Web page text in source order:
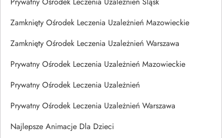
Zamknięty Ośrodek Leczenia Uzależnień Mazowieckie
Zamknięty Ośrodek Leczenia Uzależnień Warszawa
Prywatny Ośrodek Leczenia Uzależnień Mazowieckie
Prywatny Ośrodek Leczenia Uzależnień
Prywatny Ośrodek Leczenia Uzależnień Warszawa
Najlepsze Animacje Dla Dzieci